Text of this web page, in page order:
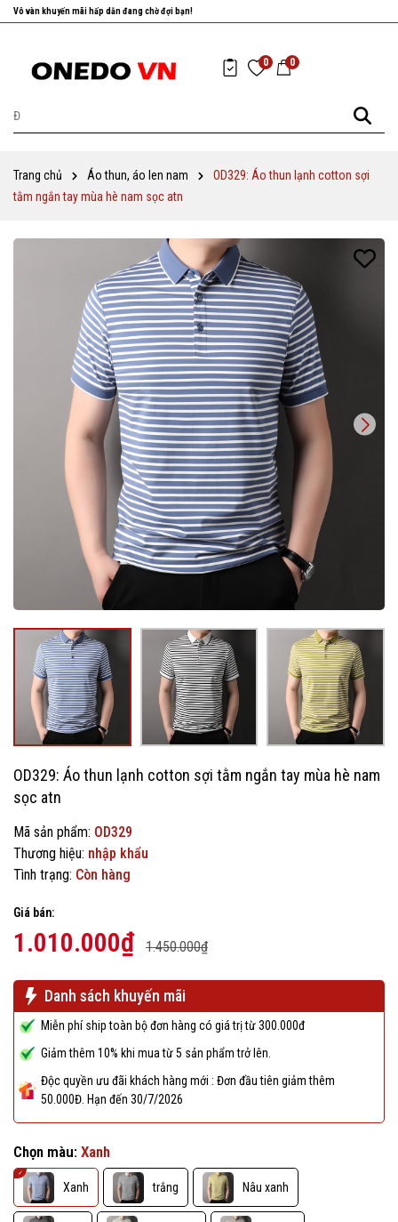
Nhanh tay chọn cho mình những sản phẩm ưng ý nhất!
0 0
Trang chủ Áo thun, áo len nam
OD329: Áo thun lạnh cotton sợi
tằm ngắn tay mùa hè nam sọc atn
OD329: Áo thun lạnh cotton sợi tằm ngắn tay mùa hè nam
sọc atn
Mã sản phẩm: OD329
Thương hiệu: nhập khẩu
Tình trạng: Còn hàng
Giá bán:
1.010.000₫ 1.450.000₫
Danh sách khuyến mãi
Miễn phí ship toàn bộ đơn hàng có giá trị từ 300.000đ
Giảm thêm 10% khi mua từ 5 sản phẩm trở lên.
Độc quyền ưu đãi khách hàng mới : Đơn đầu tiên giảm thêm
50.000Đ. Hạn đến 30/7/2026
Chọn màu: Xanh
Xanh trắng Nâu xanh